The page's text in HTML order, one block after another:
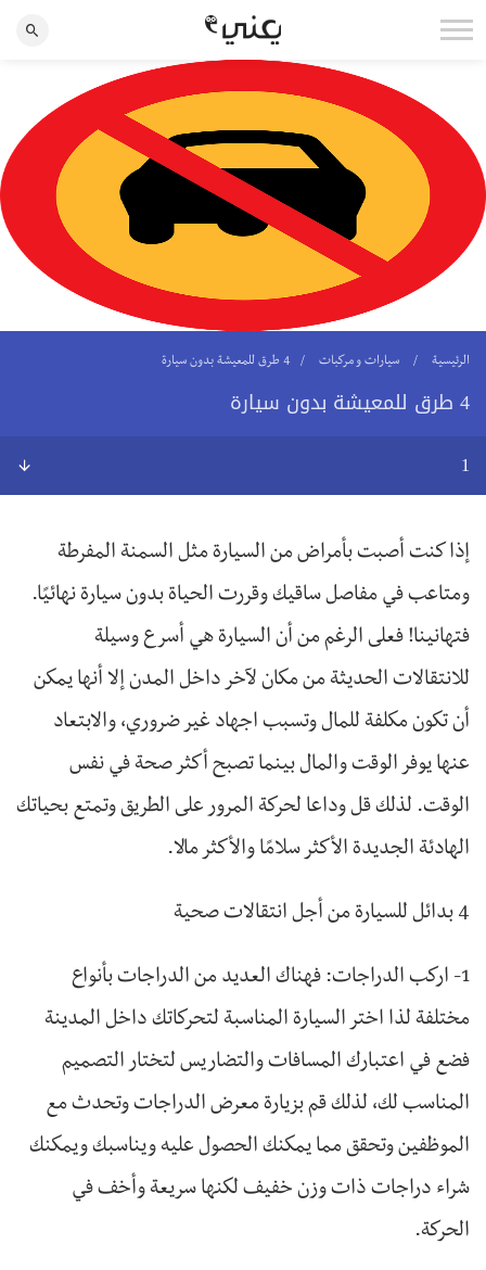
الرئيسية سيارات و مركبات 4 طرق للمعيشة بدون سيارة
4 طرق للمعيشة بدون سيارة
1
إذا كنت أصبت بأمراض من السيارة مثل السمنة المفرطة
ومتاعب في مفاصل ساقيك وقررت الحياة بدون سيارة نهائيًا.
فتهانينا! فعلى الرغم من أن السيارة هي أسرع وسيلة
للانتقالات الحديثة من مكان لآخر داخل المدن إلا أنها يمكن
أن تكون مكلفة للمال وتسبب اجهاد غير ضروري، والابتعاد
عنها يوفر الوقت والمال بينما تصبح أكثر صحة في نفس
الوقت. لذلك قل وداعا لحركة المرور على الطريق وتمتع بحياتك
الهادئة الجديدة الأكثر سلامًا والأكثر مالا.
4 بدائل للسيارة من أجل انتقالات صحية
1- اركب الدراجات: فهناك العديد من الدراجات بأنواع
مختلفة لذا اختر السيارة المناسبة لتحركاتك داخل المدينة
فضع في اعتبارك المسافات والتضاريس لتختار التصميم
المناسب لك، لذلك قم بزيارة معرض الدراجات وتحدث مع
الموظفين وتحقق مما يمكنك الحصول عليه ويناسبك ويمكنك
شراء دراجات ذات وزن خفيف لكنها سريعة وأخف في
الحركة.